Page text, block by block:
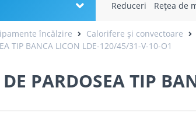
Reduceri Rețea de
încălzire Calorifere și convectoare
TIP BANCA LICON LDE-120/45/31-V-10-O1
DE PARDOSEA TIP